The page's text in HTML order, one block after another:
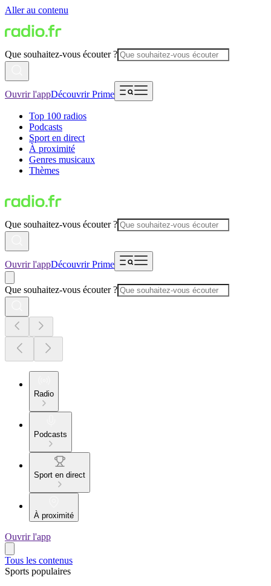
Aller au contenu
Que souhaitez-vous écouter ?
Ouvrir l'appDécouvrir Prime
Top 100 radios
Podcasts
Sport en direct
À proximité
Genres musicaux
Thèmes
Que souhaitez-vous écouter ?
Ouvrir l'appDécouvrir Prime
Que souhaitez-vous écouter ?
Radio
Podcasts
Sport en direct
À proximité
Ouvrir l'app
Tous les contenus
Sports populaires